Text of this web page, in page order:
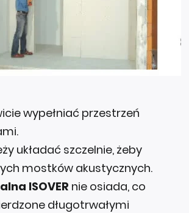
wypełniać przestrzeń
układać szczelnie, żeby
mostków akustycznych.
ISOVER nie osiada, co
długotrwałymi